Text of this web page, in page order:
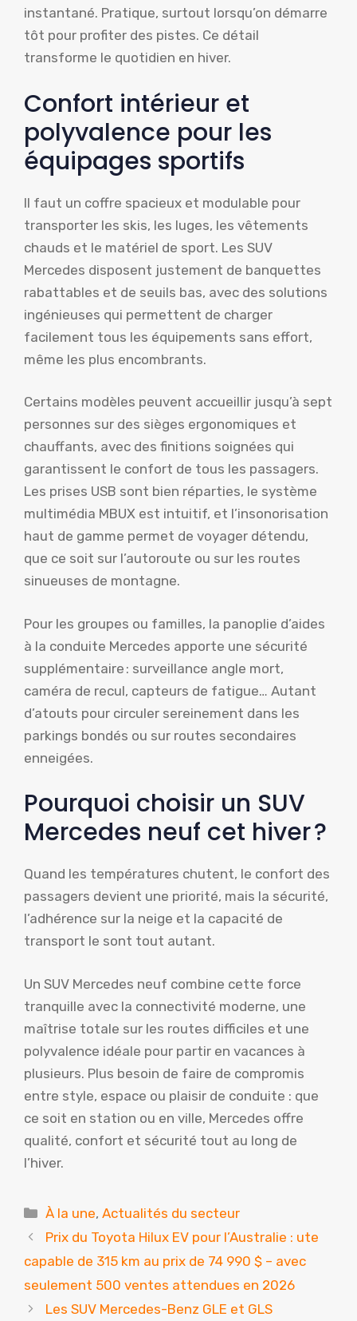
instantané. Pratique, surtout lorsqu’on démarre
tôt pour profiter des pistes. Ce détail
transforme le quotidien en hiver.
Confort intérieur et
polyvalence pour les
équipages sportifs
Il faut un coffre spacieux et modulable pour
transporter les skis, les luges, les vêtements
chauds et le matériel de sport. Les SUV
Mercedes disposent justement de banquettes
rabattables et de seuils bas, avec des solutions
ingénieuses qui permettent de charger
facilement tous les équipements sans effort,
même les plus encombrants.
Certains modèles peuvent accueillir jusqu’à sept
personnes sur des sièges ergonomiques et
chauffants, avec des finitions soignées qui
garantissent le confort de tous les passagers.
Les prises USB sont bien réparties, le système
multimédia MBUX est intuitif, et l’insonorisation
haut de gamme permet de voyager détendu,
que ce soit sur l’autoroute ou sur les routes
sinueuses de montagne.
Pour les groupes ou familles, la panoplie d’aides
à la conduite Mercedes apporte une sécurité
supplémentaire : surveillance angle mort,
caméra de recul, capteurs de fatigue… Autant
d’atouts pour circuler sereinement dans les
parkings bondés ou sur routes secondaires
enneigées.
Pourquoi choisir un SUV
Mercedes neuf cet hiver ?
Quand les températures chutent, le confort des
passagers devient une priorité, mais la sécurité,
l’adhérence sur la neige et la capacité de
transport le sont tout autant.
Un SUV Mercedes neuf combine cette force
tranquille avec la connectivité moderne, une
maîtrise totale sur les routes difficiles et une
polyvalence idéale pour partir en vacances à
plusieurs. Plus besoin de faire de compromis
entre style, espace ou plaisir de conduite : que
ce soit en station ou en ville, Mercedes offre
qualité, confort et sécurité tout au long de
l’hiver.
Catégories
À la une,Actualités du secteur
Prix ​​​​du Toyota Hilux EV pour l’Australie : ute
capable de 315 km au prix de 74 990 $ – avec
seulement 500 ventes attendues en 2026
Les SUV Mercedes-Benz GLE et GLS